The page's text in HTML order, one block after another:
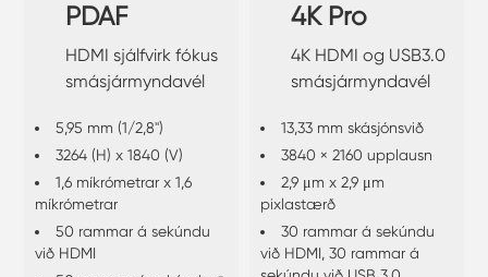
PDAF
HDMI sjálfvirk fókus
smásjármyndavél
5,95 mm (1/2,8")
3264 (H) x 1840 (V)
1,6 míkrómetrar x 1,6
míkrómetrar
50 rammar á sekúndu
við HDMI
4K Pro
4K HDMI og USB3.0
smásjármyndavél
13,33 mm skásjónsvið
3840 × 2160 upplausn
2,9 μm x 2,9 μm
pixlastærð
30 rammar á sekúndu
við HDMI, 30 rammar á